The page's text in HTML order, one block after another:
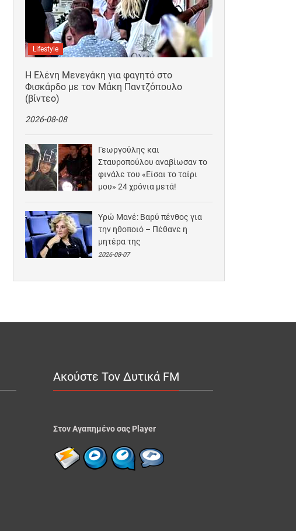
Lifestyle
Η Ελένη Μενεγάκη για φαγητό στο
Φισκάρδο με τον Μάκη Παντζόπουλο
(βίντεο)
2026-08-08
Γεωργούλης και
Σταυροπούλου αναβίωσαν το
φινάλε του «Είσαι το ταίρι
μου» 24 χρόνια μετά!
Υρώ Μανέ: Βαρύ πένθος για
την ηθοποιό – Πέθανε η
μητέρα της
2026-08-07
Ακούστε Τον Δυτικά FM
Στον Αγαπημένο σας Player